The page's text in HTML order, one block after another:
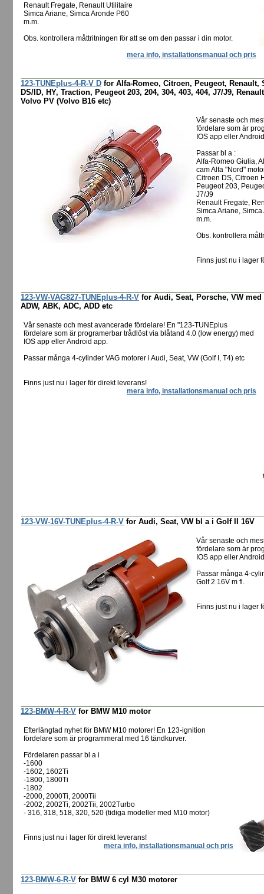
Renault Fregate, Renault Utilitaire
Simca Ariane, Simca Aronde P60
m.m.
Obs. kontrollera måttritningen för att se om den passar i din motor.
mera info, installationsmanual och pris
123-TUNEplus-4-R-V D for Alfa-Romeo, Citroen, Peugeot,
DS/ID, HY, Traction, Peugeot 203, 204, 304, 403, 404, J7/J9,
Volvo PV (Volvo B16 etc)
Vår senaste och
fördelare som är
IOS app eller
Passar bl a :
Alfa-Romeo Giulia,
cam Alfa "Nord"
Citroen DS, Citroen
Peugeot 203,
J7/J9
Renault Fregate,
Simca Ariane,
m.m.
Obs. kontrollera
Finns just nu i lager
123-VW-VAG827-TUNEplus-4-R-V for Audi, Seat, Porsche, VW
ADW, ABK, ADC, ADD etc
Vår senaste och mest avancerade fördelare! En "123-TUNEplus
fördelare som är programerbar trådlöst via blåtand 4.0 (low energy) med
IOS app eller Android app.
Passar många 4-cylinder VAG motorer i Audi, Seat, VW (Golf I, T4) etc
Finns just nu i lager för direkt leverans!
mera info, installationsmanual och pris
123-VW-16V-TUNEplus-4-R-V for Audi, Seat, VW bl a i Golf II 16V
Vår senaste och
fördelare som är
IOS app eller
Passar många 4-
Golf 2 16V m fl.
Finns just nu i lager
123-BMW-4-R-V for BMW M10 motor
Efterlängtad nyhet för BMW M10 motorer! En 123-ignition
fördelare som är programmerat med 16 tändkurver.
Fördelaren passar bl a i
-1600
-1602, 1602Ti
-1800, 1800Ti
-1802
-2000, 2000Ti, 2000Tii
-2002, 2002Ti, 2002Tii, 2002Turbo
- 316, 318, 518, 320, 520 (tidiga modeller med M10 motor)
Finns just nu i lager för direkt leverans!
mera info, installationsmanual och pris
123-BMW-6-R-V for BMW 6 cyl M30 motorer